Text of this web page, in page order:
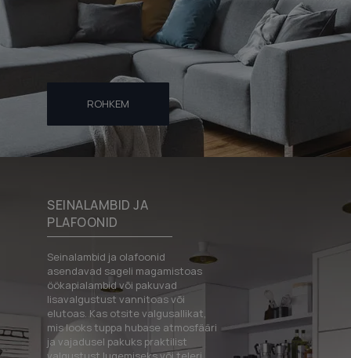
ROHKEM
SEINALAMBID JA
PLAFOONID
Seinalambid ja olafoonid
asendavad sageli magamistoas
öökapialambid või pakuvad
lisavalgustust vannitoas või
elutoas. Kas otsite valgusallikat,
mis looks tuppa hubase atmosfääri
ja vajadusel pakuks praktilist